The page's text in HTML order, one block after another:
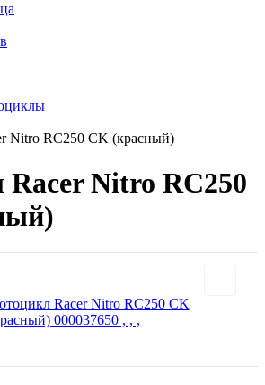
Nitro RC250 CK (красный)
Nitro RC250